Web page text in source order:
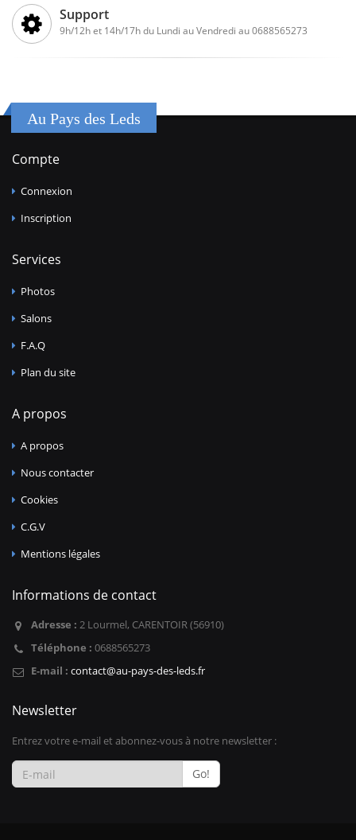
Support
9h/12h et 14h/17h du Lundi au Vendredi au 0688565273
Au Pays des Leds
Compte
Connexion
Inscription
Services
Photos
Salons
F.A.Q
Plan du site
A propos
A propos
Nous contacter
Cookies
C.G.V
Mentions légales
Informations de contact
Adresse : 2 Lourmel, CARENTOIR (56910)
Téléphone : 0688565273
E-mail : contact@au-pays-des-leds.fr
Newsletter
Entrez votre e-mail et abonnez-vous à notre newsletter :
Go!